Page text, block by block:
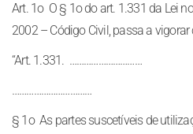
Art. 1o O § 1o do art. 1.331 da Lei
2002 – Código Civil, passa a
“Art. 1.331. …………………………
……………………………
§ 1o As partes suscetíveis de